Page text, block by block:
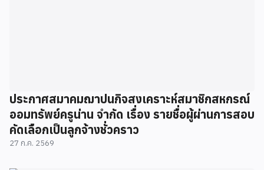
ประกาศสมาคมฌาปนกิจสงเคราะห์สมาชิกสหกรณ์
ออมทรัพย์ครูน่าน จำกัด เรื่อง รายชื่อผู้ผ่านการสอบ
คัดเลือกเป็นลูกจ้างชั่วคราว
27 ก.ค. 2569